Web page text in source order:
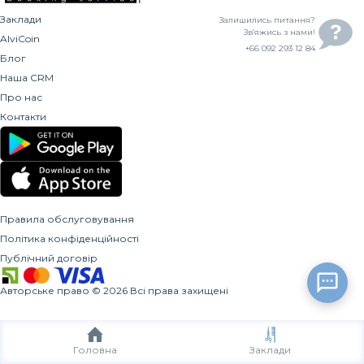
Головна Заклади
Заклади
AlviCoin
Блог
Наша CRM
Про нас
Контакти
Залишились питання?
Зв’яжись з нами!
+66 092 293 12 84
Правила обслуговування
Політика конфіденційності
Публічний договір
Авторське право © 2026 Всі права захищені